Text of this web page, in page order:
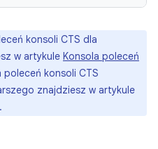
konsoli CTS dla
w artykule Konsola poleceń
poleceń konsoli CTS
znajdziesz w artykule
.